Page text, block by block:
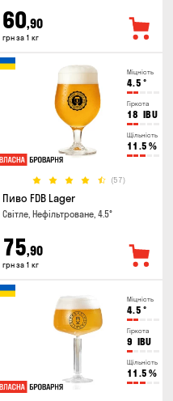
60,90
грн за 1 кг
Міцність
4.5 °
Гіркота
18 IBU
Щільність
11.5 %
(57)
Пиво FDB Lager
Світле, Нефільтроване, 4.5°
75,90
грн за 1 кг
Міцність
4.5 °
Гіркота
9 IBU
Щільність
11.5 %